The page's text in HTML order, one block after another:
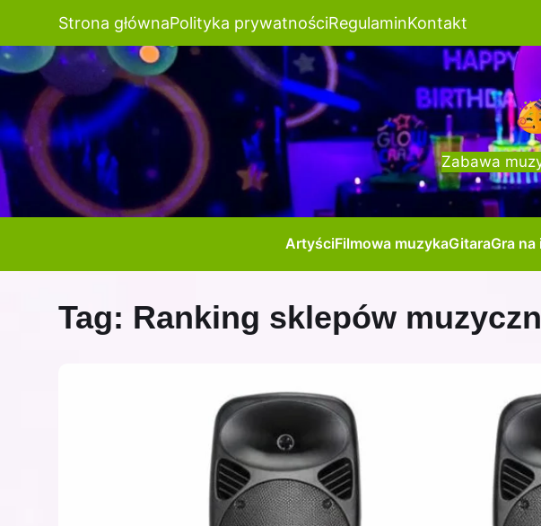
Strona głównaPolityka prywatnościRegulaminKontakt
Zabawa
ArtyściFilmowa muzykaGitaraGra
Tag: Ranking sklepów